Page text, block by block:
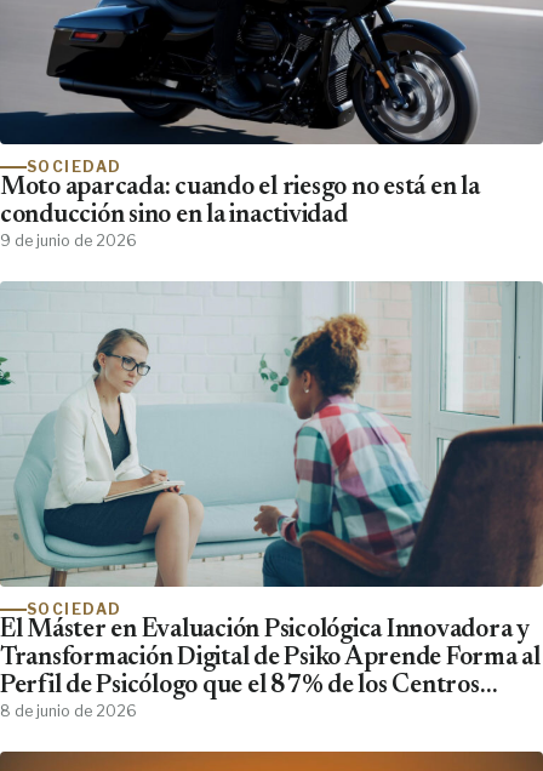
SOCIEDAD
Moto aparcada: cuando el riesgo no está en la
conducción sino en la inactividad
9 de junio de 2026
SOCIEDAD
El Máster en Evaluación Psicológica Innovadora y
Transformación Digital de Psiko Aprende Forma al
Perfil de Psicólogo que el 87% de los Centros
Clínicos Demanda y No Encuentra
8 de junio de 2026